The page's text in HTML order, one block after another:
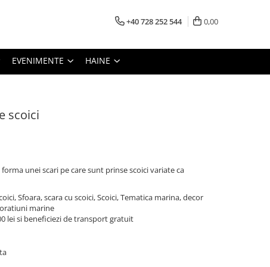
+40 728 252 544 0,00
EVENIMENTE HAINE
scoici
unei scari pe care sunt prinse scoici variate ca
Sfoara, scara cu scoici, Scoici, Tematica marina, decor
marine
lei si beneficiezi de transport gratuit